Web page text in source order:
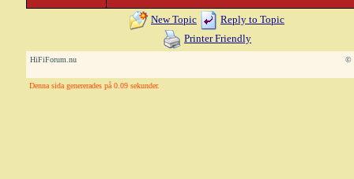
New Topic
Reply to Topic
Printer Friendly
HiFiForum.nu ©
Denna sida genererades på 0.09 sekunder.